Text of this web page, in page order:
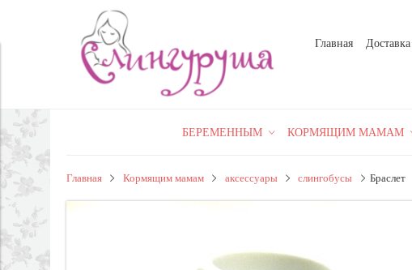
Главная Доставка
БЕРЕМЕННЫМ КОРМЯЩИМ МАМАМ
Главная Кормящим мамам аксессуары слингобусы Браслет